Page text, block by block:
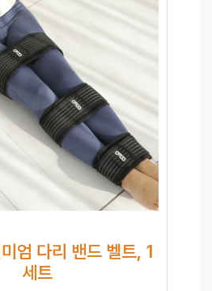
엄 다리 밴드 벨트, 1
세트